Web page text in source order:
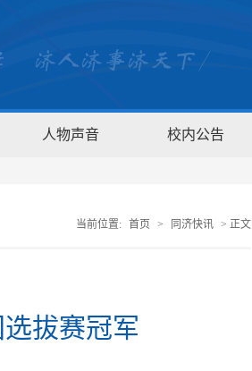
人物声音 校内公告
当前位置: 首页 > 同济快讯 > 正文
拔赛冠军